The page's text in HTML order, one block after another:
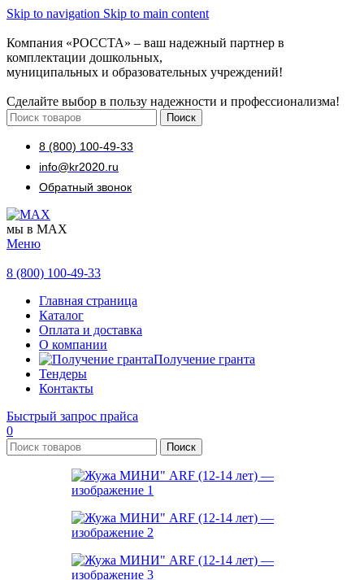
Skip to navigation Skip to main content
Компания «РОССТА» – ваш надежный партнер в
комплектации дошкольных,
муниципальных и образовательных учреждений!
Сделайте выбор в пользу надежности и профессионализма!
Поиск
8 (800) 100-49-33
info@kr2020.ru
Обратный звонок
мы в MAX
Меню
8 (800) 100-49-33
Главная страница
Каталог
Оплата и доставка
О компании
Получение гранта
Тендеры
Контакты
Быстрый запрос прайса
0
Поиск